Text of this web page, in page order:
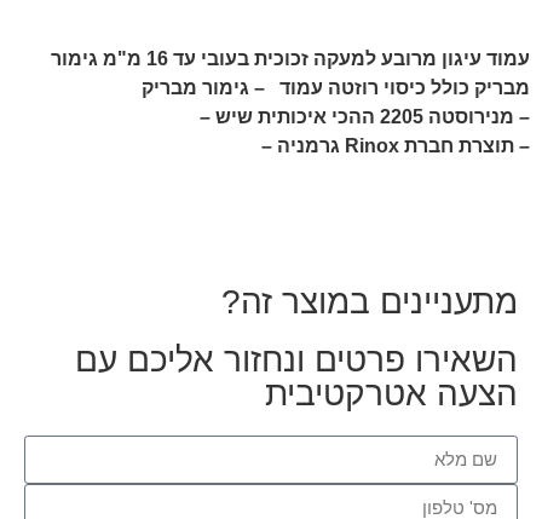
עמוד עיגון מרובע למעקה זכוכית בעובי עד 16 מ"מ גימור
מבריק כולל כיסוי רוזטה עמוד – גימור מבריק
– מנירוסטה 2205 ההכי איכותית שיש –
– תוצרת חברת Rinox גרמניה –
מתעניינים במוצר זה?
השאירו פרטים ונחזור אליכם עם
הצעה אטרקטיבית